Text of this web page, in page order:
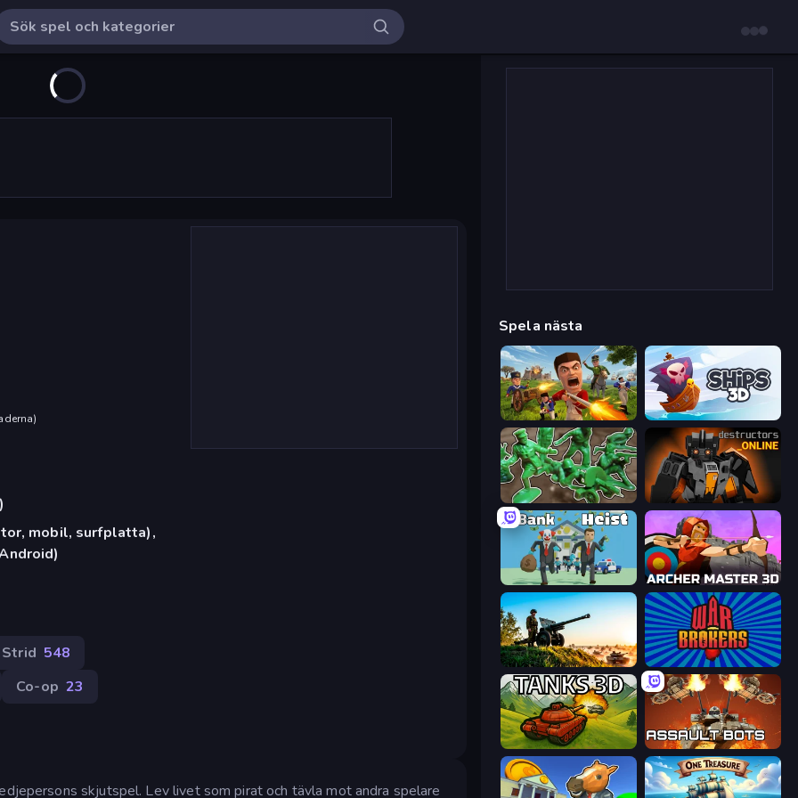
)
mobil, surfplatta),
Strid 548
Co-op 23
skjutspel. Lev livet som pirat och tävla mot andra spelare
Spela nästa
Redcoats.io Ships 3D
Soldiers - Capture and Control! Destructors Online
Bank Heist Archer Master 3D: Castle Defense
Artillery Vs Tanks War Brokers
Tanks 3D Assault Bots